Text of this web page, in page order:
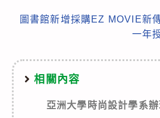
articles
圖書館新增採購EZ MOVIE新
一年
相關內容
亞洲大學時尚設計學系